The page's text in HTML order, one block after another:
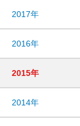
2017年
2016年
2015年
2014年